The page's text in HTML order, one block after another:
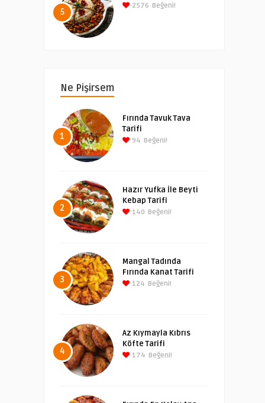
5
2576 Beğeni!
Ne Pişirsem
1
Fırında Tavuk Tava
Tarifi
94 Beğeni!
2
Hazır Yufka İle Beyti
Kebap Tarifi
140 Beğeni!
3
Mangal Tadında
Fırında Kanat Tarifi
124 Beğeni!
4
Az Kıymayla Kıbrıs
Köfte Tarifi
174 Beğeni!